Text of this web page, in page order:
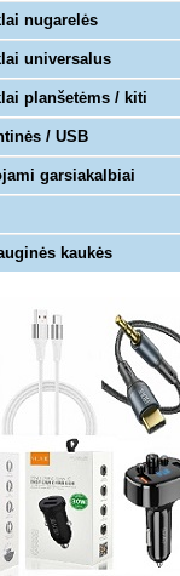
nugarelės
universalus
planšetėms / kiti
/ USB
garsiakalbiai
kaukės